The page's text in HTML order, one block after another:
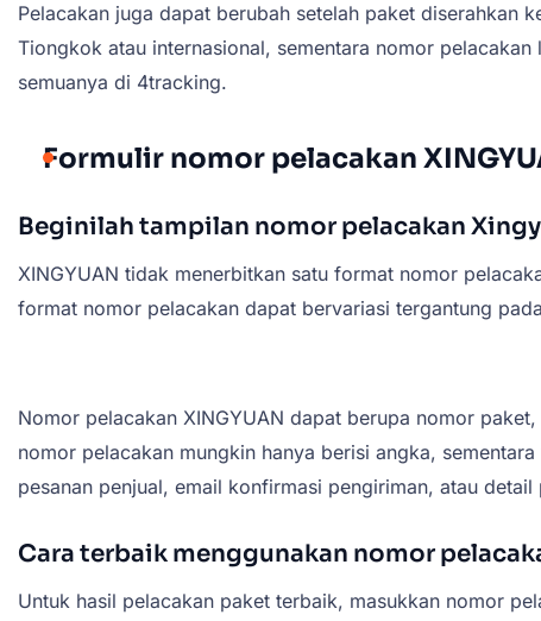
Pelacakan juga dapat berubah setelah paket diserahkan
Tiongkok atau internasional, sementara nomor
semuanya di 4tracking.
Formulir nomor pelacakan
Beginilah tampilan nomor pelacakan
XINGYUAN tidak menerbitkan satu format nomor
format nomor pelacakan dapat bervariasi tergantung
Nomor pelacakan XINGYUAN dapat berupa nomor
nomor pelacakan mungkin hanya berisi angka,
pesanan penjual, email konfirmasi pengiriman, atau
Cara terbaik menggunakan nomor
Untuk hasil pelacakan paket terbaik, masukkan nomor